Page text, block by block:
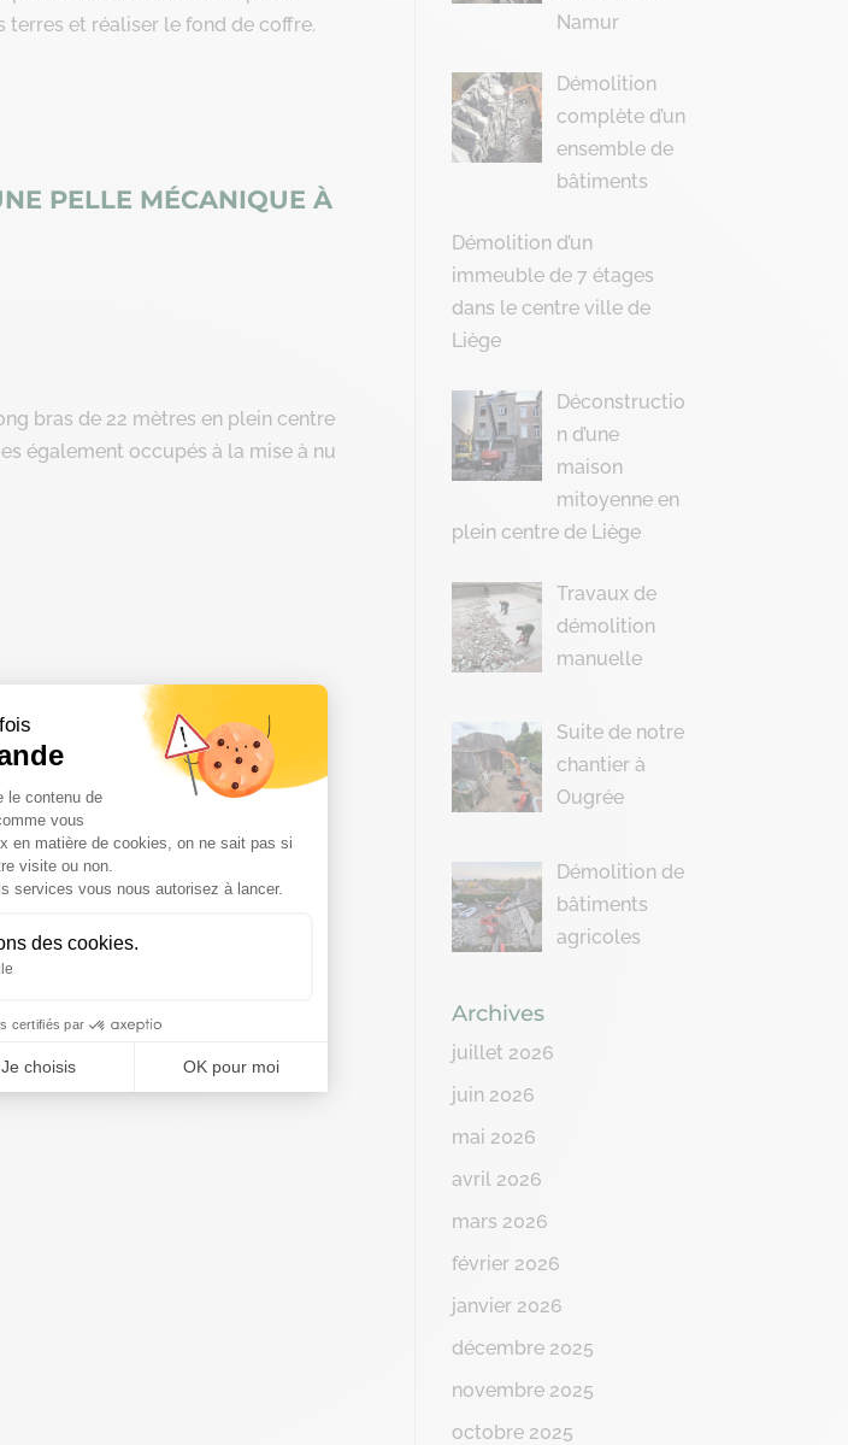
du Consentement : Personnalisez vos Options
le contenu de
vous
en matière de cookies, on ne sait pas si
visite ou non.
services vous nous autorisez à lancer.
des cookies.
certifiés par
Je choisis OK pour moi
consent
terres et réaliser le fond de coffre.
PELLE MÉCANIQUE À
bras de 22 mètres en plein centre
également occupés à la mise à nu
Namur
Démolition
complète d’un
ensemble de
bâtiments
Démolition d’un
immeuble de 7 étages
dans le centre ville de
Liège
Déconstructio
n d’une
maison
mitoyenne en
plein centre de Liège
Travaux de
démolition
manuelle
Suite de notre
chantier à
Ougrée
Démolition de
bâtiments
agricoles
Archives
juillet 2026
juin 2026
mai 2026
avril 2026
mars 2026
février 2026
janvier 2026
décembre 2025
novembre 2025
octobre 2025